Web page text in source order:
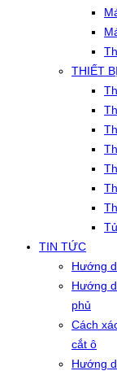
THIẾT
TIN TỨC
Hướng
Hướng
phủ
Cách
cắt ô
Hướng